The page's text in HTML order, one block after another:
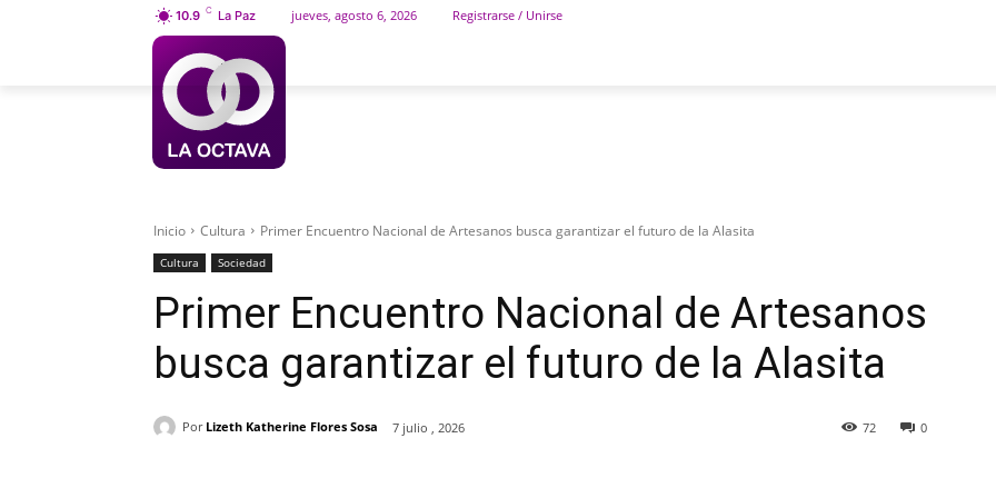
10.9 C La Paz jueves, agosto 6, 2026 Registrarse / Unirse
Inicio Cultura Primer Encuentro Nacional de Artesanos busca garantizar el futuro de la Alasita
Cultura Sociedad
Primer Encuentro Nacional de Artesanos
busca garantizar el futuro de la Alasita
Por Lizeth Katherine Flores Sosa 7 julio , 2026 0
72